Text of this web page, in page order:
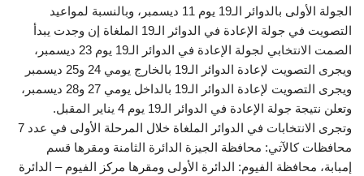
الجولة الأولى بالدوائر الـ19 يوم 11 ديسمبر، وبالنسبة لمواعيد
التصويت في جولة الإعادة في الدوائر الـ19 الملغاة إن وجدت يبدأ
الصمت الانتخابي لجولة الإعادة في الدوائر الـ19 يوم 23 ديسمبر،
ويجرى التصويت لإعادة الدوائر الـ19 بالخارج يومي 24 و25 ديسمبر
ويجرى التصويت لإعادة الدوائر الـ19 بالداخل يومي 27 و28 ديسمبر،
وتعلن نتيجة جولة الإعادة في الدوائر الـ19 يوم 4 يناير المقبل.
وتجرى الانتخابات في الدوائر الملغاة خلال المرحلة الأولى في عدد 7
محافظات كالآتي: محافظة الجيزة الدائرة الثامنة ومقرها قسم
إمبابة، محافظة الفيوم: الدائرة الأولى ومقرها مركز الفيوم – الدائرة